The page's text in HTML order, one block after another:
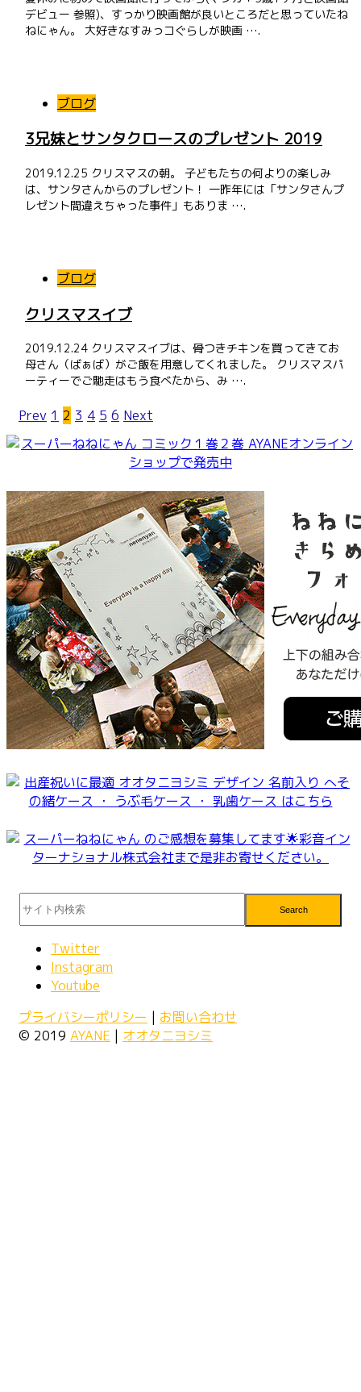
デビュー 参照)、すっかり映画館が良いところだと思っていたね
ねにゃん。 大好きなすみっコぐらしが映画 ….
ブログ
3兄妹とサンタクロースのプレゼント 2019
2019.12.25 クリスマスの朝。 子どもたちの何よりの楽しみ
は、サンタさんからのプレゼント！ 一昨年には「サンタさんプ
レゼント間違えちゃった事件」もありま ….
ブログ
クリスマスイブ
2019.12.24 クリスマスイブは、骨つきチキンを買ってきてお
母さん（ばぁば）がご飯を用意してくれました。 クリスマスパ
ーティーでご馳走はもう食べたから、み ….
Prev 1 2 3 4 5 6 Next
Search
Twitter
Instagram
Youtube
プライバシーポリシー | お問い合わせ
© 2019 AYANE | オオタニヨシミ